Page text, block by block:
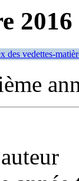
2016
des vedettes-